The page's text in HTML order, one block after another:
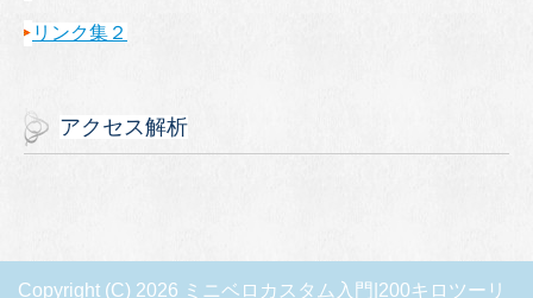
リンク集２
アクセス解析
Copyright (C) 2026 ミニベロカスタム入門|200キロツーリ